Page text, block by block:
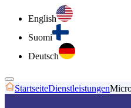
English
Suomi
Deutsch
StartseiteDienstleistungen